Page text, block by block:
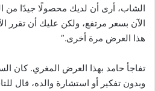
الشاب، أرى أن لديك محصولًا جيدًا من
الآن بسعر مرتفع، ولكن عليك أن تقرر
هذا العرض مرة أخرى.”
تفاجأ حامد بهذا العرض المغري. كان
وبدون تفكير أو استشارة والده، قال